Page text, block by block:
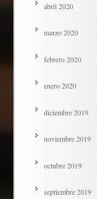
abril 2020
marzo 2020
febrero 2020
enero 2020
diciembre 2019
noviembre 2019
octubre 2019
septiembre 2019